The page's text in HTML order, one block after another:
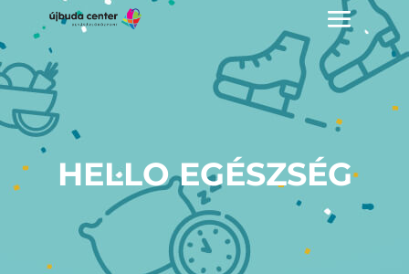
HELLO EGÉSZSÉG